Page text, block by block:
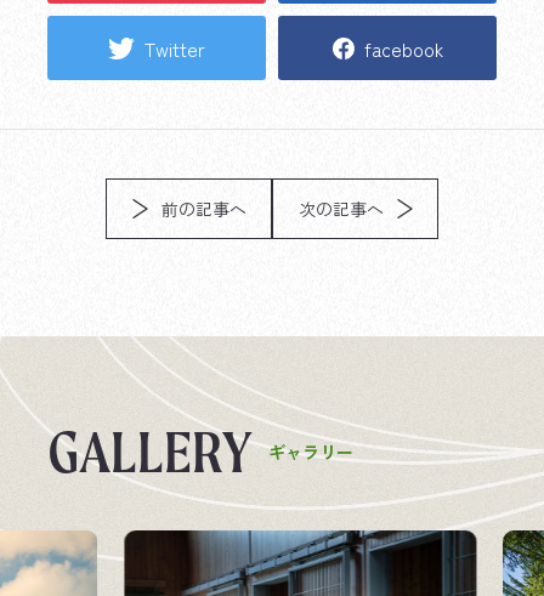
Twitter facebook
前の記事へ 次の記事へ
GALLERY ギャラリー